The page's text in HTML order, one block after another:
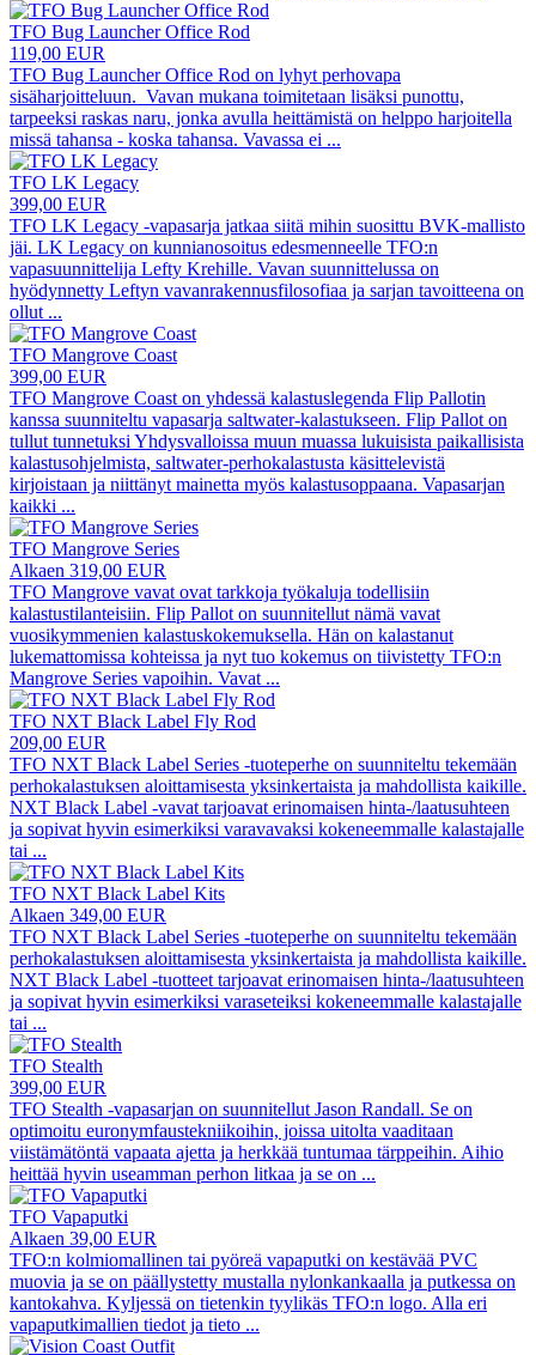
TFO Bug Launcher Office Rod
119,00 EUR
TFO Bug Launcher Office Rod on lyhyt perhovapa
sisäharjoitteluun. Vavan mukana toimitetaan lisäksi punottu,
tarpeeksi raskas naru, jonka avulla heittämistä on helppo harjoitella
missä tahansa - koska tahansa. Vavassa ei ...
TFO LK Legacy
399,00 EUR
TFO LK Legacy -vapasarja jatkaa siitä mihin suosittu BVK-mallisto
jäi. LK Legacy on kunnianosoitus edesmenneelle TFO:n
vapasuunnittelija Lefty Krehille. Vavan suunnittelussa on
hyödynnetty Leftyn vavanrakennusfilosofiaa ja sarjan tavoitteena on
ollut ...
TFO Mangrove Coast
399,00 EUR
TFO Mangrove Coast on yhdessä kalastuslegenda Flip Pallotin
kanssa suunniteltu vapasarja saltwater-kalastukseen. Flip Pallot on
tullut tunnetuksi Yhdysvalloissa muun muassa lukuisista paikallisista
kalastusohjelmista, saltwater-perhokalastusta käsittelevistä
kirjoistaan ja niittänyt mainetta myös kalastusoppaana. Vapasarjan
kaikki ...
TFO Mangrove Series
Alkaen 319,00 EUR
TFO Mangrove vavat ovat tarkkoja työkaluja todellisiin
kalastustilanteisiin. Flip Pallot on suunnitellut nämä vavat
vuosikymmenien kalastuskokemuksella. Hän on kalastanut
lukemattomissa kohteissa ja nyt tuo kokemus on tiivistetty TFO:n
Mangrove Series vapoihin. Vavat ...
TFO NXT Black Label Fly Rod
209,00 EUR
TFO NXT Black Label Series -tuoteperhe on suunniteltu tekemään
perhokalastuksen aloittamisesta yksinkertaista ja mahdollista kaikille.
NXT Black Label -vavat tarjoavat erinomaisen hinta-/laatusuhteen
ja sopivat hyvin esimerkiksi varavavaksi kokeneemmalle kalastajalle
tai ...
TFO NXT Black Label Kits
Alkaen 349,00 EUR
TFO NXT Black Label Series -tuoteperhe on suunniteltu tekemään
perhokalastuksen aloittamisesta yksinkertaista ja mahdollista kaikille.
NXT Black Label -tuotteet tarjoavat erinomaisen hinta-/laatusuhteen
ja sopivat hyvin esimerkiksi varaseteiksi kokeneemmalle kalastajalle
tai ...
TFO Stealth
399,00 EUR
TFO Stealth -vapasarjan on suunnitellut Jason Randall. Se on
optimoitu euronymfaustekniikoihin, joissa uitolta vaaditaan
viistämätöntä vapaata ajetta ja herkkää tuntumaa tärppeihin. Aihio
heittää hyvin useamman perhon litkaa ja se on ...
TFO Vapaputki
Alkaen 39,00 EUR
TFO:n kolmiomallinen tai pyöreä vapaputki on kestävää PVC
muovia ja se on päällystetty mustalla nylonkankaalla ja putkessa on
kantokahva. Kyljessä on tietenkin tyylikäs TFO:n logo. Alla eri
vapaputkimallien tiedot ja tieto ...